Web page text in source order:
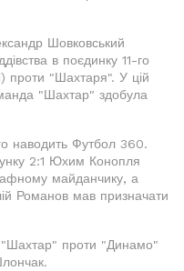
Шовковський
в поєдинку 11-го
проти "Шахтаря". У цій
"Шахтар" здобула
наводить Футбол 360.
2:1 Юхим Конопля
майданчику, а
Романов мав призначати
проти "Динамо"